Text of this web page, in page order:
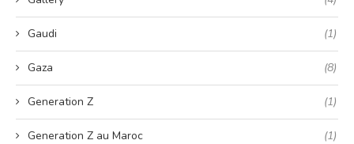
Gaudi (1)
Gaza (8)
Generation Z (1)
Generation Z au Maroc (1)